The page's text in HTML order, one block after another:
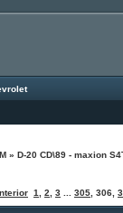
» D-20 CD\89 - maxion
1 2 3 305 306